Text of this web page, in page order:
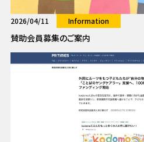
2026/04/11 Information
賛助会員募集のご案内